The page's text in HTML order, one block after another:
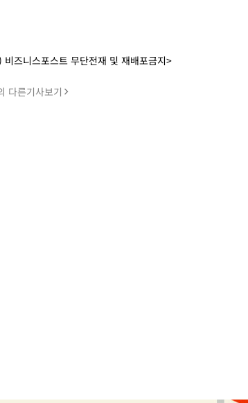
비즈니스포스트 무단전재 및 재배포금지>
다른기사보기